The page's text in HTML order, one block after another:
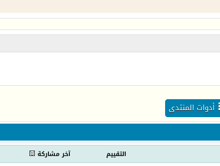
أدوات المنتدى
التقييم
آخر مشاركة